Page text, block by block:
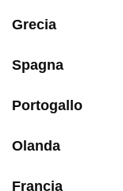
Grecia
Spagna
Portogallo
Olanda
Francia